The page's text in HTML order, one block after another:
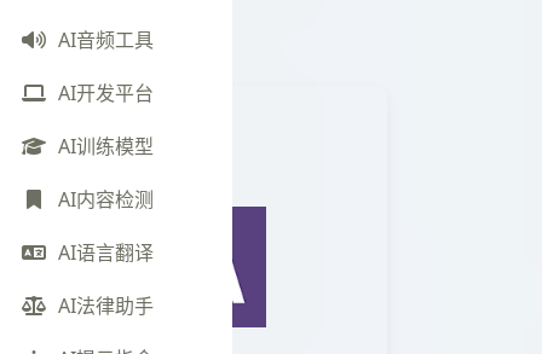
AI音频工具
AI开发平台
AI训练模型
AI内容检测
AI语言翻译
AI法律助手
访问官网